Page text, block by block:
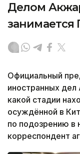
Делом
занимается
Официальный
иностранных дел
какой стадии
осуждённой в
по подозрению в
корреспондент